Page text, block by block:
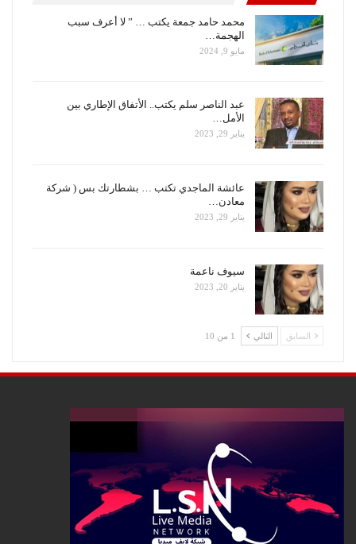
محمد حامد جمعة يكتب … ” لا أعرف سبب
الهجمة…
مايو 9, 2024
عبد الناصر سلم يكتب.. الأتفاق الإطاري بين
الأمل…
يناير 29, 2023
عائشة الماجدي تكتب … بشطارتك بس ( شركة
معادن…
يناير 29, 2023
سيوف ناعمة
يناير 20, 2023
السابق التالي 1 من 10